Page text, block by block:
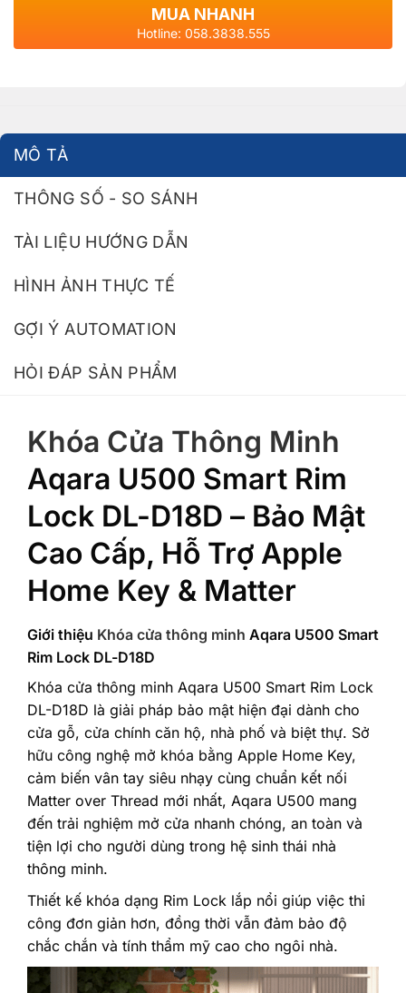
MUA NHANH
Hotline: 058.3838.555
MÔ TẢ
THÔNG SỐ - SO SÁNH
TÀI LIỆU HƯỚNG DẪN
HÌNH ẢNH THỰC TẾ
GỢI Ý AUTOMATION
HỎI ĐÁP SẢN PHẨM
Khóa Cửa Thông Minh
Aqara U500 Smart Rim
Lock DL-D18D – Bảo Mật
Cao Cấp, Hỗ Trợ Apple
Home Key & Matter
Giới thiệu Khóa cửa thông minh Aqara U500 Smart
Rim Lock DL-D18D
Khóa cửa thông minh Aqara U500 Smart Rim Lock
DL-D18D là giải pháp bảo mật hiện đại dành cho
cửa gỗ, cửa chính căn hộ, nhà phố và biệt thự. Sở
hữu công nghệ mở khóa bằng Apple Home Key,
cảm biến vân tay siêu nhạy cùng chuẩn kết nối
Matter over Thread mới nhất, Aqara U500 mang
đến trải nghiệm mở cửa nhanh chóng, an toàn và
tiện lợi cho người dùng trong hệ sinh thái nhà
thông minh.
Thiết kế khóa dạng Rim Lock lắp nổi giúp việc thi
công đơn giản hơn, đồng thời vẫn đảm bảo độ
chắc chắn và tính thẩm mỹ cao cho ngôi nhà.